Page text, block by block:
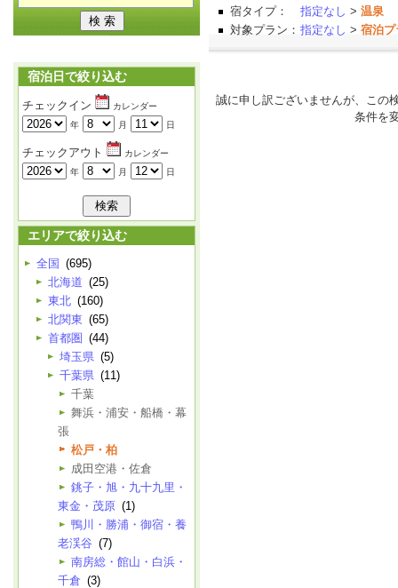
宿タイプ：
指定なし > 温泉
対象プラン： 指定なし > 宿泊プ
宿泊日で絞り込む
チェックイン
カレンダー
年
月 日
チェックアウト
カレンダー
年
月 日
エリアで絞り込む
全国 (695)
北海道 (25)
東北 (160)
北関東 (65)
首都圏 (44)
埼玉県 (5)
千葉県 (11)
千葉
舞浜・浦安・船橋・幕
張
松戸・柏
成田空港・佐倉
銚子・旭・九十九里・
東金・茂原 (1)
鴨川・勝浦・御宿・養
老渓谷 (7)
南房総・館山・白浜・
千倉 (3)
誠に申し訳ございませんが、この
条件を